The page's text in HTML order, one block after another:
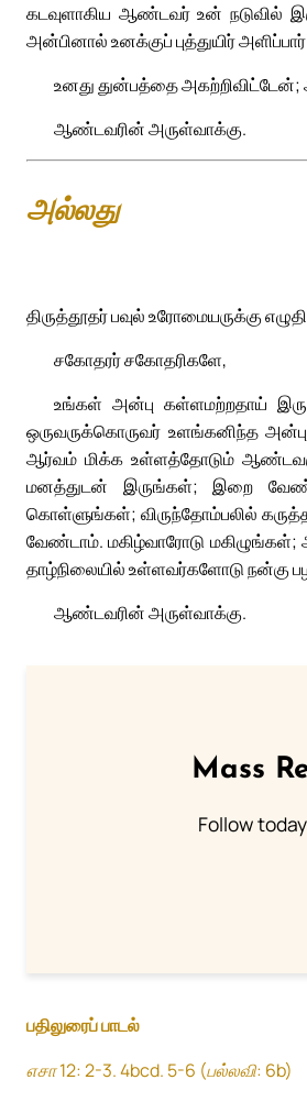
கடவுளாகிய ஆண்டவர் உன் நடுவில்
அன்பினால் உனக்குப் புத்துயிர்
உனது துன்பத்தை
ஆண்டவரின் அருள்வாக்கு.
அல்லது
திருத்தூதர் பவுல் உரோமையருக்கு
சகோதரர் சகோதரிகளே,
உங்கள் அன்பு கள்ளமற்றதாய்
ஒருவருக்கொருவர் உளங்கனிந்த
ஆர்வம் மிக்க உள்ளத்தோடும்
மனத்துடன் இருங்கள்; இறை
கொள்ளுங்கள்; விருந்தோம்பலில்
வேண்டாம். மகிழ்வாரோடு
தாழ்நிலையில் உள்ளவர்களோடு நன்கு
ஆண்டவரின் அருள்வாக்கு.
Mass
Follow
பதிலுரைப் பாடல்
எசா 12: 2-3. 4bcd. 5-6 (பல்லவி: 6b)